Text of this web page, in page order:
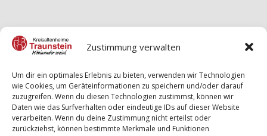
Zustimmung verwalten
Um dir ein optimales Erlebnis zu bieten, verwenden wir Technologien
wie Cookies, um Geräteinformationen zu speichern und/oder darauf
zuzugreifen. Wenn du diesen Technologien zustimmst, können wir
Daten wie das Surfverhalten oder eindeutige IDs auf dieser Website
verarbeiten. Wenn du deine Zustimmung nicht erteilst oder
zurückziehst, können bestimmte Merkmale und Funktionen